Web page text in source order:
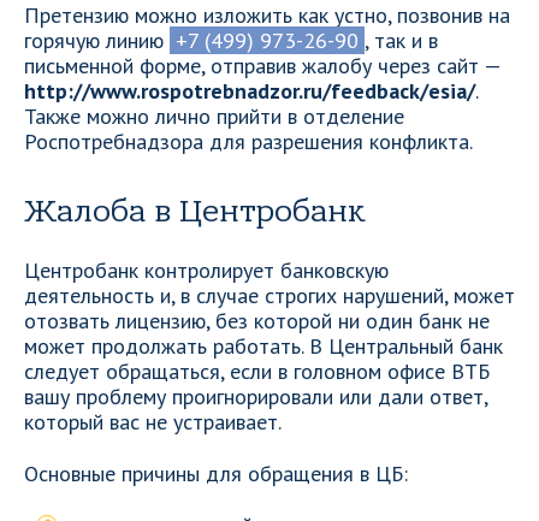
Претензию можно изложить как устно, позвонив на
горячую линию +7 (499) 973-26-90 , так и в
письменной форме, отправив жалобу через сайт —
http://www.rospotrebnadzor.ru/feedback/esia/.
Также можно лично прийти в отделение
Роспотребнадзора для разрешения конфликта.
Жалоба в Центробанк
Центробанк контролирует банковскую
деятельность и, в случае строгих нарушений, может
отозвать лицензию, без которой ни один банк не
может продолжать работать. В Центральный банк
следует обращаться, если в головном офисе ВТБ
вашу проблему проигнорировали или дали ответ,
который вас не устраивает.
Основные причины для обращения в ЦБ: